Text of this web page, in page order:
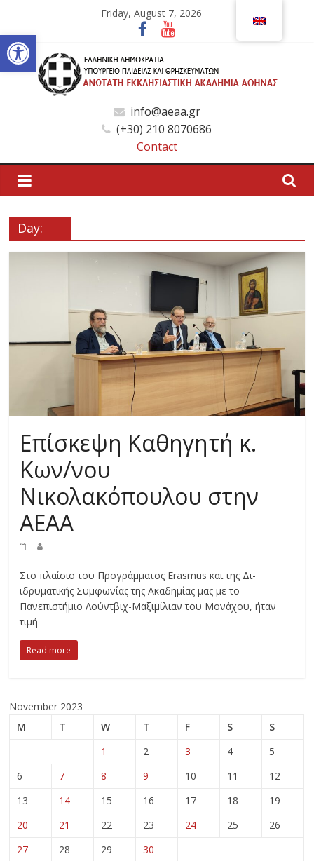
Open toolbar
content
Friday, August 7, 2026
Ανώτατη
Εκκλησιαστική
Ακαδημία
Αθηνών
info@aeaa.gr
(+30) 210 8070686
Contact
Day:
Επίσκεψη Καθηγητή κ.
Κων/νου
Νικολακόπουλου στην
ΑΕΑΑ
Στο πλαίσιο του Προγράμματος Erasmus και της Δι-
ιδρυματικής Συμφωνίας της Ακαδημίας μας με το
Πανεπιστήμιο Λούντβιχ-Μαξιμίλιαν του Μονάχου, ήταν
τιμή
Read more
November 2023
M
T W T F S
S
1
2 3 4
5
6
7 8 9 10 11
12
13
14 15 16 17 18
19
20
21 22 23 24 25
26
27
28 29 30